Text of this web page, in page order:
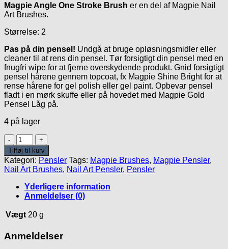
Magpie Angle One Stroke Brush er en del af Magpie Nail
Art Brushes.
Størrelse: 2
Pas på din pensel! Undgå at bruge opløsningsmidler eller
cleaner til at rens din pensel. Tør forsigtigt din pensel med en
fnugfri wipe for at fjerne overskydende produkt. Gnid forsigtigt
pensel hårene gennem topcoat, fx Magpie Shine Bright for at
rense hårene for gel polish eller gel paint. Opbevar pensel
fladt i en mørk skuffe eller på hovedet med Magpie Gold
Pensel Låg på.
4 på lager
Angle
One
Stroke
2
antal
Tilføj til kurv
Kategori: Pensler Tags: Magpie Brushes, Magpie Pensler,
Nail Art Brushes, Nail Art Pensler, Pensler
Yderligere information
Anmeldelser (0)
Vægt 20 g
Anmeldelser